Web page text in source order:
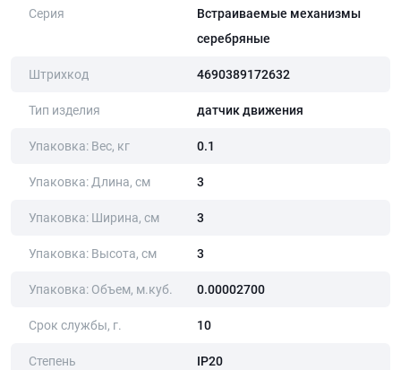
Серия
Встраиваемые механизмы
серебряные
Штрихкод 4690389172632
Тип изделия датчик движения
Упаковка: Вес, кг 0.1
Упаковка: Длина, cм 3
Упаковка: Ширина, cм 3
Упаковка: Высота, cм 3
Упаковка: Объем, м.куб. 0.00002700
Срок службы, г. 10
Степень
IP20